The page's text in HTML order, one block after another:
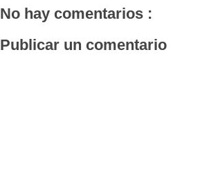
No hay comentarios :
Publicar un comentario